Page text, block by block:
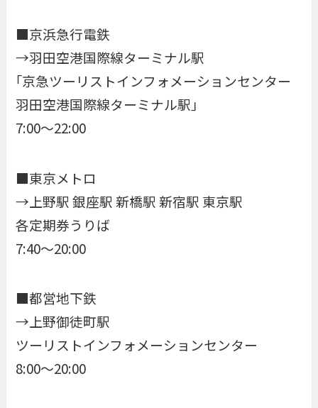
■京浜急行電鉄
→羽田空港国際線ターミナル駅
｢京急ツーリストインフォメーションセンター
羽田空港国際線ターミナル駅｣
7:00～22:00
■東京メトロ
→上野駅 銀座駅 新橋駅 新宿駅 東京駅
各定期券うりば
7:40～20:00
■都営地下鉄
→上野御徒町駅
ツーリストインフォメーションセンター
8:00～20:00